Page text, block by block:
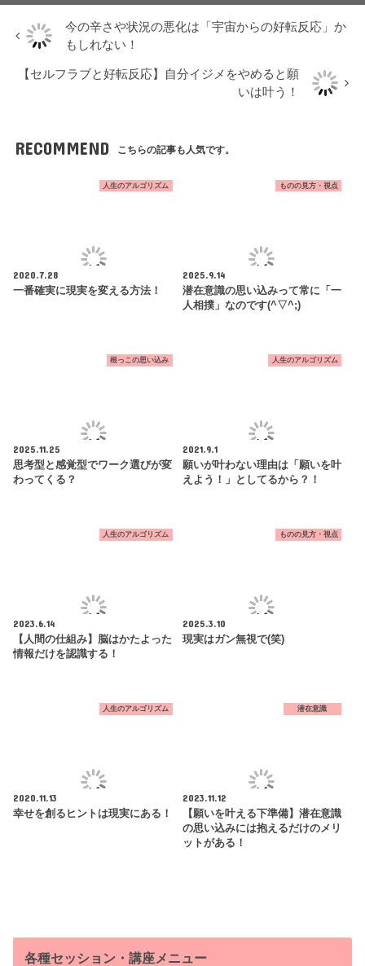
今の辛さや状況の悪化は「宇宙からの好転反応」か
もしれない！
【セルフラブと好転反応】自分イジメをやめると願
いは叶う！
RECOMMEND こちらの記事も人気です。
人生のアルゴリズム
2020.7.28
一番確実に現実を変える方法！
ものの見方・視点
2025.9.14
潜在意識の思い込みって常に「一
人相撲」なのです(^▽^;)
根っこの思い込み
2025.11.25
思考型と感覚型でワーク選びが変
わってくる？
人生のアルゴリズム
2021.9.1
願いが叶わない理由は「願いを叶
えよう！」としてるから？！
人生のアルゴリズム
2023.6.14
【人間の仕組み】脳はかたよった
情報だけを認識する！
ものの見方・視点
2025.3.10
現実はガン無視で(笑)
人生のアルゴリズム
2020.11.13
幸せを創るヒントは現実にある！
潜在意識
2023.11.12
【願いを叶える下準備】潜在意識
の思い込みには抱えるだけのメリ
ットがある！
各種セッション・講座メニュー